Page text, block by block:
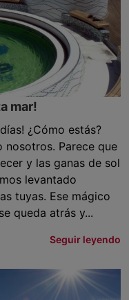
mar!
¿Cómo estás?
nosotros. Parece que
y las ganas de sol
levantado
tuyas. Ese mágico
queda atrás y...
Seguir leyendo